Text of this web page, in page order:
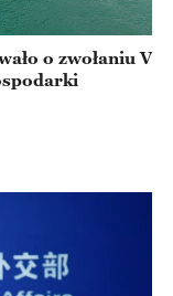
o zwołaniu V